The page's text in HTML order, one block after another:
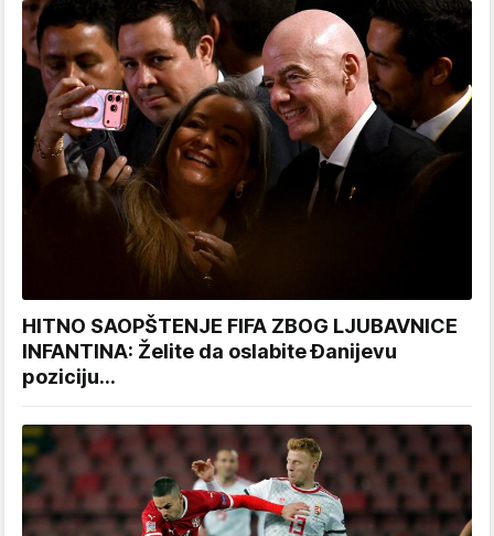
HITNO SAOPŠTENJE FIFA ZBOG LJUBAVNICE
INFANTINA: Želite da oslabite Đanijevu
poziciju...